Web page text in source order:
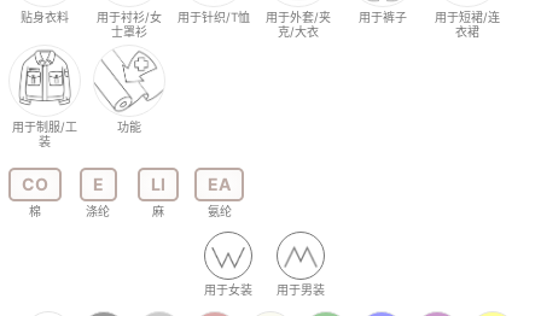
贴身衣料
用于衬衫/女
士罩衫
用于针织/T恤
用于外套/夹
克/大衣
用于裤子
用于短裙/连
衣裙
用于制服/工
装
功能
CO
棉
E
涤纶
LI
麻
EA
氨纶
用于女装 用于男装